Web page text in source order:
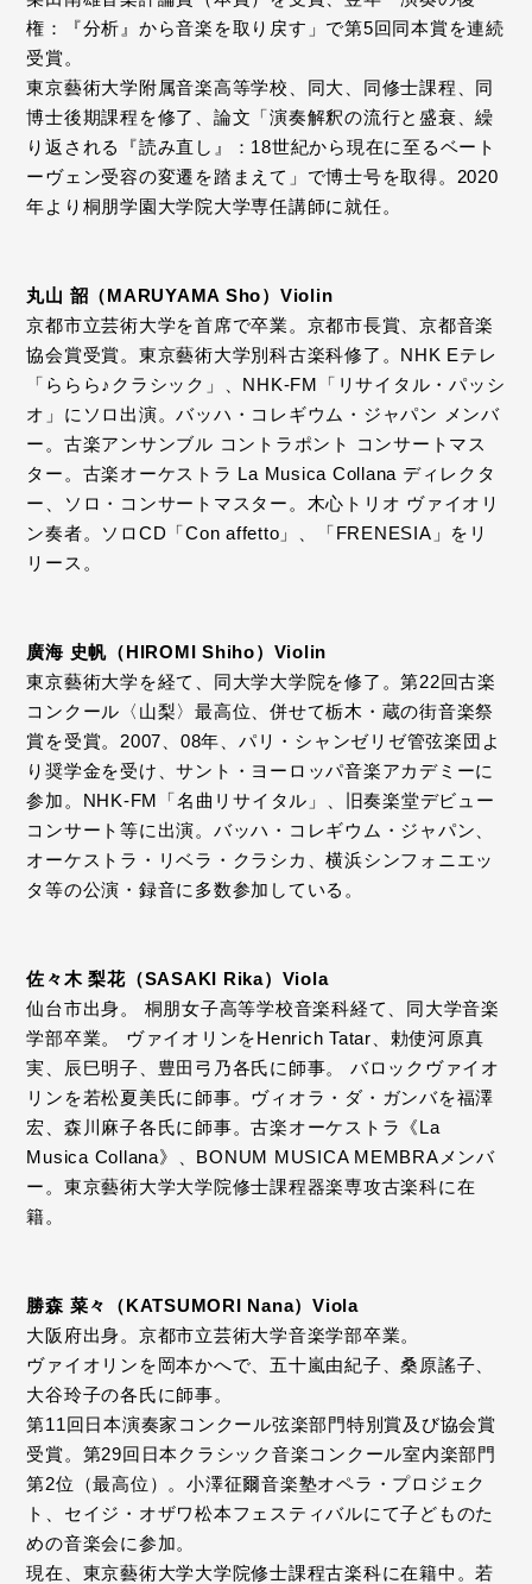
権：『分析』から音楽を取り戻す」で第5回同本賞を連続
受賞。
東京藝術大学附属音楽高等学校、同大、同修士課程、同
博士後期課程を修了、論文「演奏解釈の流行と盛衰、繰
り返される『読み直し』：18世紀から現在に至るベート
ーヴェン受容の変遷を踏まえて」で博士号を取得。2020
年より桐朋学園大学院大学専任講師に就任。
丸山 韶（MARUYAMA Sho）Violin
京都市立芸術大学を首席で卒業。京都市長賞、京都音楽
協会賞受賞。東京藝術大学別科古楽科修了。NHK Eテレ
「ららら♪クラシック」、NHK-FM「リサイタル・パッシ
オ」にソロ出演。バッハ・コレギウム・ジャパン メンバ
ー。古楽アンサンブル コントラポント コンサートマス
ター。古楽オーケストラ La Musica Collana ディレクタ
ー、ソロ・コンサートマスター。木心トリオ ヴァイオリ
ン奏者。ソロCD「Con affetto」、「FRENESIA」をリ
リース。
廣海 史帆（HIROMI Shiho）Violin
東京藝術大学を経て、同大学大学院を修了。第22回古楽
コンクール〈山梨〉最高位、併せて栃木・蔵の街音楽祭
賞を受賞。2007、08年、パリ・シャンゼリゼ管弦楽団よ
り奨学金を受け、サント・ヨーロッパ音楽アカデミーに
参加。NHK-FM「名曲リサイタル」、旧奏楽堂デビュー
コンサート等に出演。バッハ・コレギウム・ジャパン、
オーケストラ・リベラ・クラシカ、横浜シンフォニエッ
タ等の公演・録音に多数参加している。
佐々木 梨花（SASAKI Rika）Viola
仙台市出身。 桐朋女子高等学校音楽科経て、同大学音楽
学部卒業。 ヴァイオリンをHenrich Tatar、勅使河原真
実、辰巳明子、豊田弓乃各氏に師事。 バロックヴァイオ
リンを若松夏美氏に師事。ヴィオラ・ダ・ガンバを福澤
宏、森川麻子各氏に師事。古楽オーケストラ《La
Musica Collana》、BONUM MUSICA MEMBRAメンバ
ー。東京藝術大学大学院修士課程器楽専攻古楽科に在
籍。
勝森 菜々（KATSUMORI Nana）Viola
大阪府出身。京都市立芸術大学音楽学部卒業。
ヴァイオリンを岡本かへで、五十嵐由紀子、桑原謠子、
大谷玲子の各氏に師事。
第11回日本演奏家コンクール弦楽部門特別賞及び協会賞
受賞。第29回日本クラシック音楽コンクール室内楽部門
第2位（最高位）。小澤征爾音楽塾オペラ・プロジェク
ト、セイジ・オザワ松本フェスティバルにて子どものた
めの音楽会に参加。
現在、東京藝術大学大学院修士課程古楽科に在籍中。若